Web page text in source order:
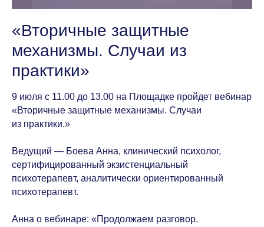
«Вторичные защитные
механизмы. Случаи из
практики»
9 июля с 11.00 до 13.00 на Площадке пройдет вебинар
«Вторичные защитные механизмы. Случаи
из практики.»
Ведущий — Боева Анна, клинический психолог,
сертифицированный экзистенциальный
психотерапевт, аналитически ориентированный
психотерапевт.
Анна о вебинаре: «Продолжаем разговор.